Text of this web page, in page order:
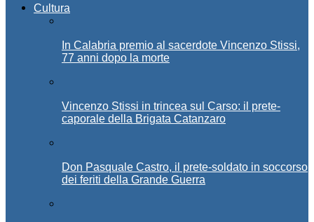
Cultura
In Calabria premio al sacerdote Vincenzo Stissi,
77 anni dopo la morte
Vincenzo Stissi in trincea sul Carso: il prete-
caporale della Brigata Catanzaro
Don Pasquale Castro, il prete-soldato in soccorso
dei feriti della Grande Guerra